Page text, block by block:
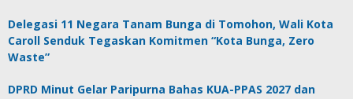
Delegasi 11 Negara Tanam Bunga di Tomohon, Wali Kota
Caroll Senduk Tegaskan Komitmen “Kota Bunga, Zero
Waste”
DPRD Minut Gelar Paripurna Bahas KUA-PPAS 2027 dan